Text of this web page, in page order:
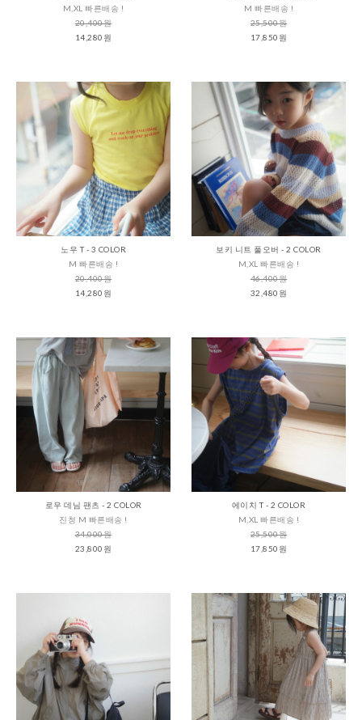
M,XL 빠른배송 !
20,400원
14,280원
M 빠른배송 !
25,500원
17,850원
노우 T - 3 COLOR
M 빠른배송 !
20,400원
14,280원
보키 니트 풀오버 - 2 COLOR
M,XL 빠른배송 !
46,400원
32,480원
로우 데님 팬츠 - 2 COLOR
진청 M 빠른배송 !
34,000원
23,800원
에이치 T - 2 COLOR
M,XL 빠른배송 !
25,500원
17,850원